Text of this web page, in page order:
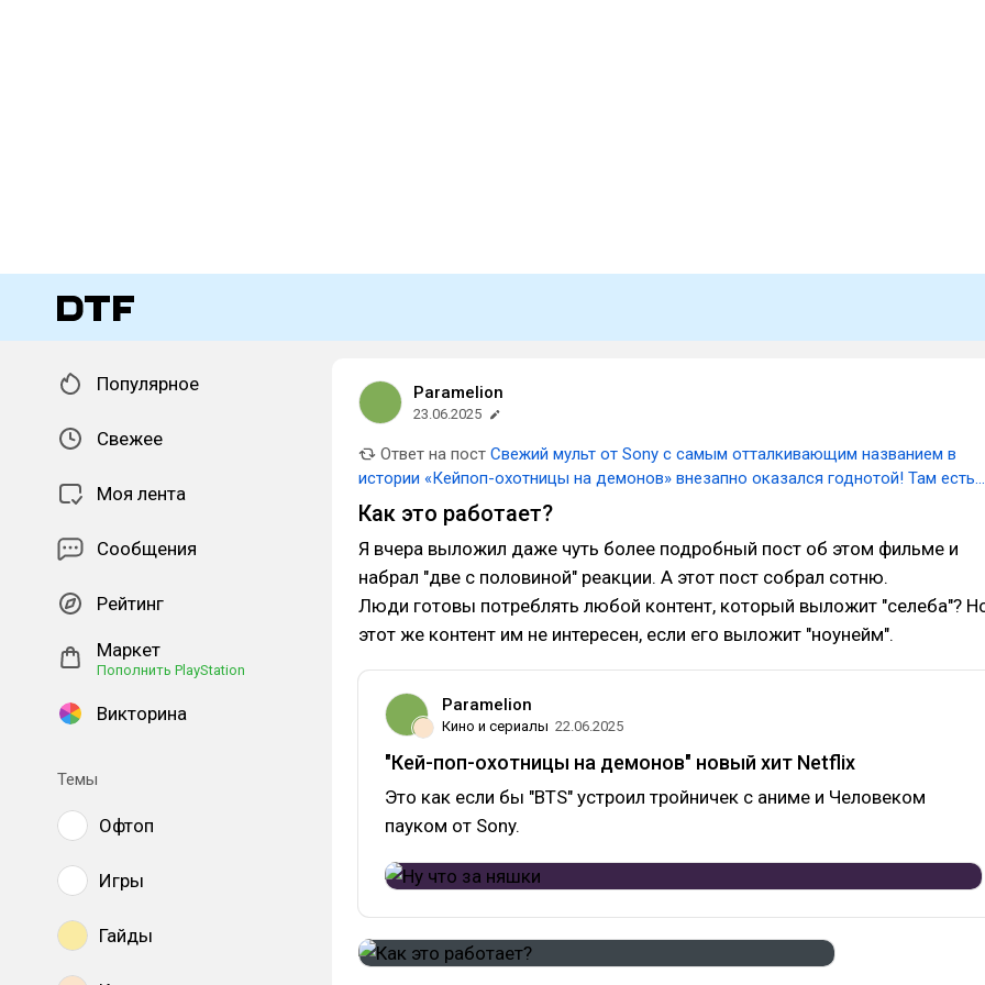
Популярное
Свежее
Моя лента
Сообщения
Рейтинг
Маркет
Пополнить PlayStation
Викторина
Темы
Офтоп
Игры
Гайды
Paramelion
23.06.2025
Ответ на пост Свежий мульт от Sony с самым отталкивающим названием в
истории «Кейпоп-охотницы на демонов» внезапно оказался годнотой! Там есть
лютый стиль и драйв, хорошие песни, стёб над кейпоперами и супер котейка
Как это работает?
Я вчера выложил даже чуть более подробный пост об этом фильме и
набрал "две с половиной" реакции. А этот пост собрал сотню.
Люди готовы потреблять любой контент, который выложит "селеба"?
этот же контент им не интересен, если его выложит "ноунейм".
Paramelion
Кино и сериалы 22.06.2025
"Кей-поп-охотницы на демонов" новый хит Netflix
Это как если бы "BTS" устроил тройничек с аниме и Человеком
пауком от Sony.